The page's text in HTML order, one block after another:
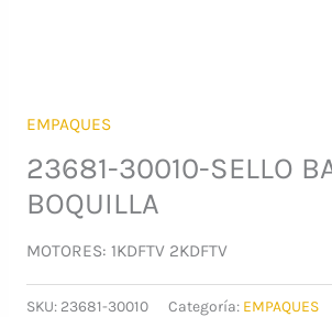
EMPAQUES
23681-30010-SELLO
BOQUILLA
MOTORES: 1KDFTV 2KDFTV
SKU: 23681-30010 Categoría: EMPAQUES